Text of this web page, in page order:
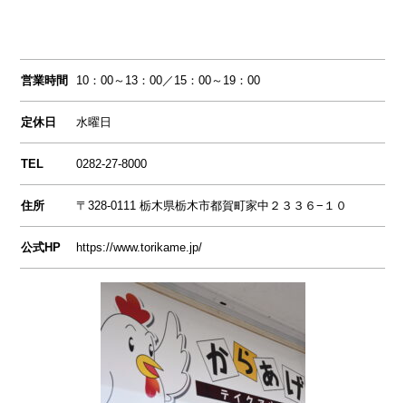
営業時間 10：00～13：00／15：00～19：00
定休日 水曜日
TEL 0282-27-8000
住所 〒328-0111 栃木県栃木市都賀町家中２３３６−１０
公式HP https://www.torikame.jp/